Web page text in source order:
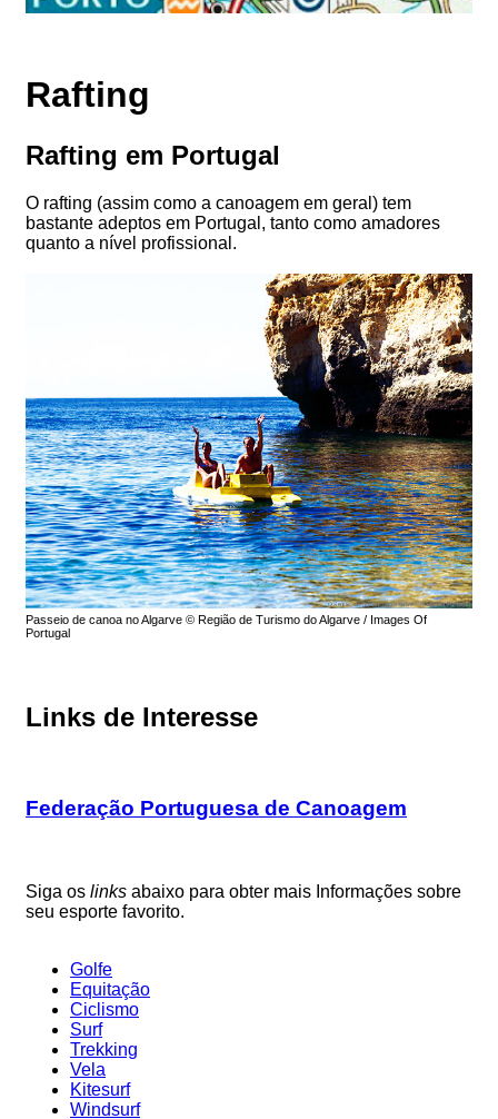
Rafting
Rafting em Portugal
O rafting (assim como a canoagem em geral) tem
bastante adeptos em Portugal, tanto como amadores
quanto a nível profissional.
Passeio de canoa no Algarve © Região de Turismo do Algarve / Images Of
Portugal
Links de Interesse
Federação Portuguesa de Canoagem
Siga os links abaixo para obter mais Informações sobre
seu esporte favorito.
Golfe
Equitação
Ciclismo
Surf
Trekking
Vela
Kitesurf
Windsurf